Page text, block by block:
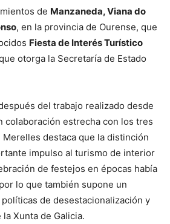
de Manzaneda, Viana do
, en la provincia de Ourense, que
Fiesta de Interés Turístico
otorga la Secretaría de Estado
del trabajo realizado desde
colaboración estrecha con los tres
destaca que la distinción
impulso al turismo de interior
de festejos en épocas había
lo que también supone un
de desestacionalización y
Xunta de Galicia.